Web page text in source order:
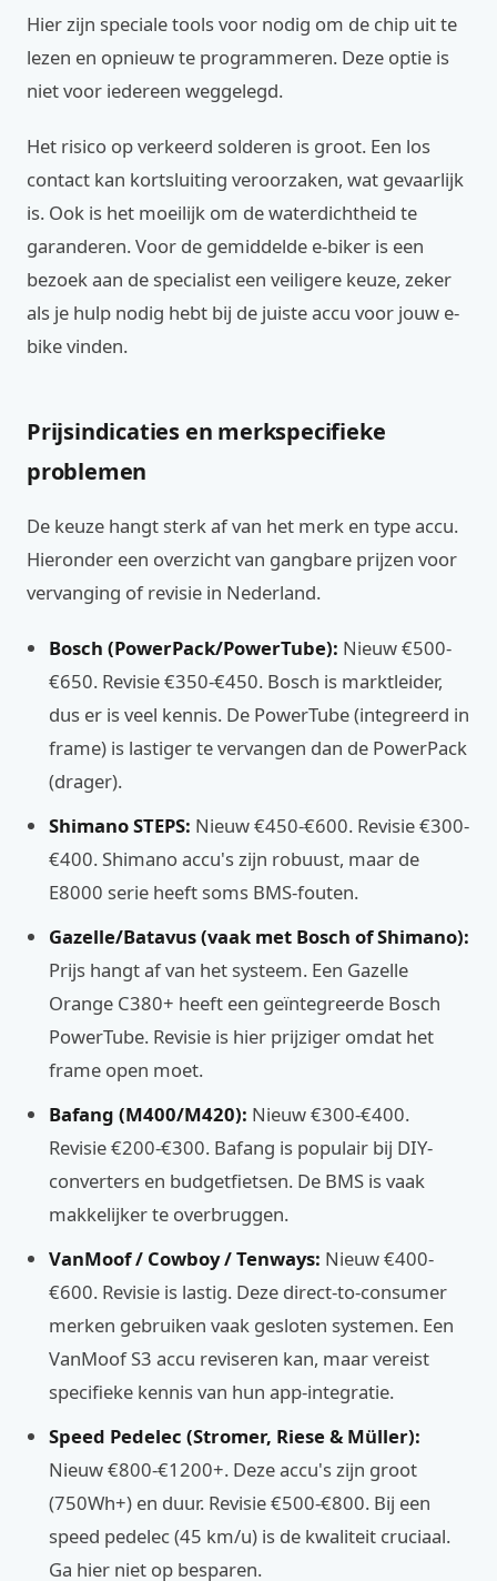
Hier zijn speciale tools voor nodig om de chip uit te
lezen en opnieuw te programmeren. Deze optie is
niet voor iedereen weggelegd.
Het risico op verkeerd solderen is groot. Een los
contact kan kortsluiting veroorzaken, wat gevaarlijk
is. Ook is het moeilijk om de waterdichtheid te
garanderen. Voor de gemiddelde e-biker is een
bezoek aan de specialist een veiligere keuze, zeker
als je hulp nodig hebt bij de juiste accu voor jouw e-
bike vinden.
Prijsindicaties en merkspecifieke
problemen
De keuze hangt sterk af van het merk en type accu.
Hieronder een overzicht van gangbare prijzen voor
vervanging of revisie in Nederland.
Bosch (PowerPack/PowerTube): Nieuw €500-
€650. Revisie €350-€450. Bosch is marktleider,
dus er is veel kennis. De PowerTube (integreerd in
frame) is lastiger te vervangen dan de PowerPack
(drager).
Shimano STEPS: Nieuw €450-€600. Revisie €300-
€400. Shimano accu's zijn robuust, maar de
E8000 serie heeft soms BMS-fouten.
Gazelle/Batavus (vaak met Bosch of Shimano):
Prijs hangt af van het systeem. Een Gazelle
Orange C380+ heeft een geïntegreerde Bosch
PowerTube. Revisie is hier prijziger omdat het
frame open moet.
Bafang (M400/M420): Nieuw €300-€400.
Revisie €200-€300. Bafang is populair bij DIY-
converters en budgetfietsen. De BMS is vaak
makkelijker te overbruggen.
VanMoof / Cowboy / Tenways: Nieuw €400-
€600. Revisie is lastig. Deze direct-to-consumer
merken gebruiken vaak gesloten systemen. Een
VanMoof S3 accu reviseren kan, maar vereist
specifieke kennis van hun app-integratie.
Speed Pedelec (Stromer, Riese & Müller):
Nieuw €800-€1200+. Deze accu's zijn groot
(750Wh+) en duur. Revisie €500-€800. Bij een
speed pedelec (45 km/u) is de kwaliteit cruciaal.
Ga hier niet op besparen.